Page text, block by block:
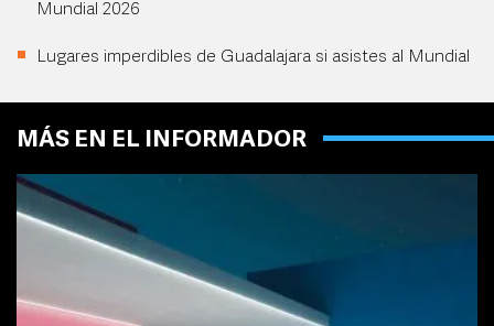
Mundial 2026
Lugares imperdibles de Guadalajara si asistes al Mundial
MÁS EN EL INFORMADOR